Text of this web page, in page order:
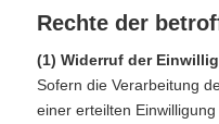
Rechte der
(1) Widerruf der
Sofern die Verarbeitung
einer erteilten